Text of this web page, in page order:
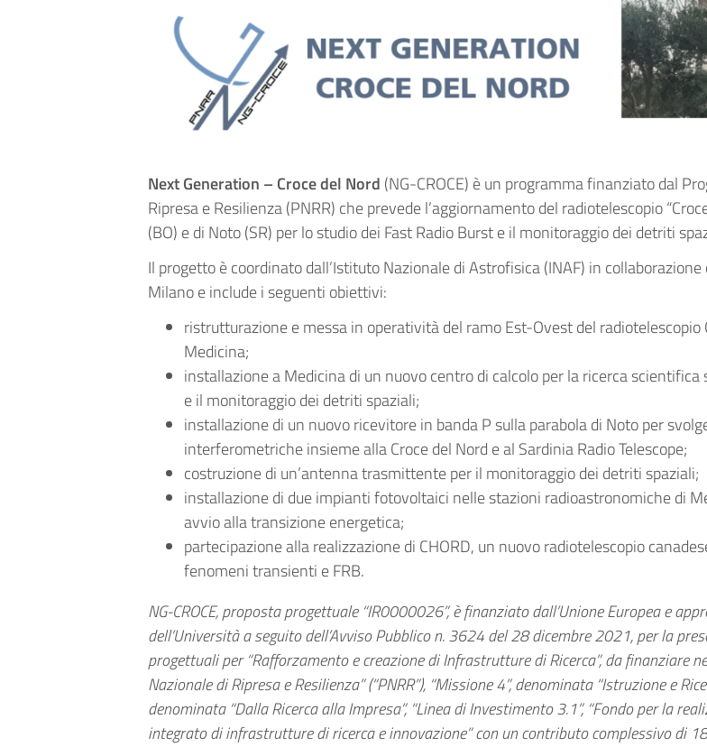
Next Generation – Croce del Nord (NG-CROCE) è un programma finanziato dal
Ripresa e Resilienza (PNRR) che prevede l’aggiornamento del radiotelescopio
(BO) e di Noto (SR) per lo studio dei Fast Radio Burst e il monitoraggio dei detriti
Il progetto è coordinato dall’Istituto Nazionale di Astrofisica (INAF) in
Milano e include i seguenti obiettivi:
ristrutturazione e messa in operatività del ramo Est-Ovest del radiotelescopio
Medicina;
installazione a Medicina di un nuovo centro di calcolo per la ricerca scientifica
e il monitoraggio dei detriti spaziali;
installazione di un nuovo ricevitore in banda P sulla parabola di Noto per
interferometriche insieme alla Croce del Nord e al Sardinia Radio Telescope;
costruzione di un’antenna trasmittente per il monitoraggio dei detriti spaziali;
installazione di due impianti fotovoltaici nelle stazioni radioastronomiche di
avvio alla transizione energetica;
partecipazione alla realizzazione di CHORD, un nuovo radiotelescopio
fenomeni transienti e FRB.
NG-CROCE, proposta progettuale “IR0000026”, è finanziato dall’Unione Europea e
dell’Università a seguito dell’Avviso Pubblico n. 3624 del 28 dicembre 2021, per la
progettuali per “Rafforzamento e creazione di Infrastrutture di Ricerca”, da finanziare
Nazionale di Ripresa e Resilienza” (“PNRR”), “Missione 4”, denominata “Istruzione e
denominata “Dalla Ricerca alla Impresa”, “Linea di Investimento 3.1”, “Fondo per la
integrato di infrastrutture di ricerca e innovazione” con un contributo complessivo di